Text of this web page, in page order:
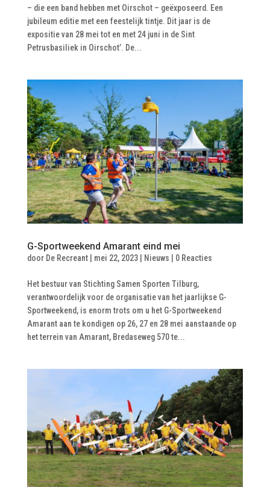
– die een band hebben met Oirschot – geëxposeerd. Een
jubileum editie met een feestelijk tintje. Dit jaar is de
expositie van 28 mei tot en met 24 juni in de Sint
Petrusbasiliek in Oirschot’. De...
G-Sportweekend Amarant eind mei
door De Recreant| mei 22, 2023| Nieuws 0 Reacties
Het bestuur van Stichting Samen Sporten Tilburg,
verantwoordelijk voor de organisatie van het jaarlijkse G-
Sportweekend, is enorm trots om u het G-Sportweekend
Amarant aan te kondigen op 26, 27 en 28 mei aanstaande op
het terrein van Amarant, Bredaseweg 570 te...